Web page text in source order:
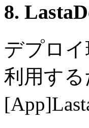
8.
デプロイ
利用する